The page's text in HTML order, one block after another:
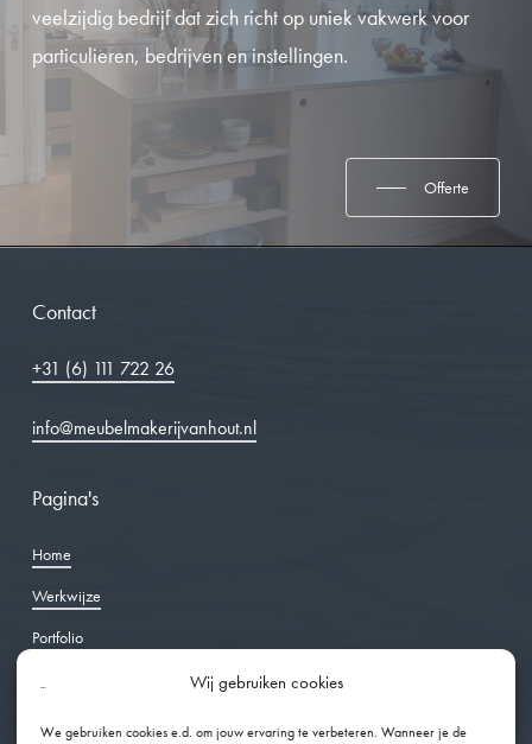
Wij gebruiken cookies
We gebruiken cookies e.d. om jouw ervaring te verbeteren. Wanneer je de
veelzijdig bedrijf dat zich richt op uniek vakwerk voor
particulieren, bedrijven en instellingen.
Offerte
Contact
+31 (6) 111 722 26
info@meubelmakerijvanhout.nl
Pagina's
Home
Werkwijze
Portfolio